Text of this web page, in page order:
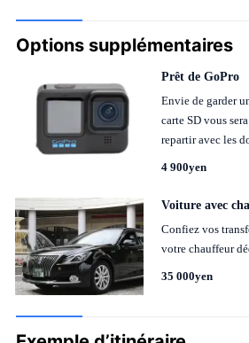
Options supplémentaires
Prêt de GoPro
Envie de garder
carte SD vous
repartir avec les
4 900yen
Voiture avec
Confiez vos
votre chauffeur
35 000yen